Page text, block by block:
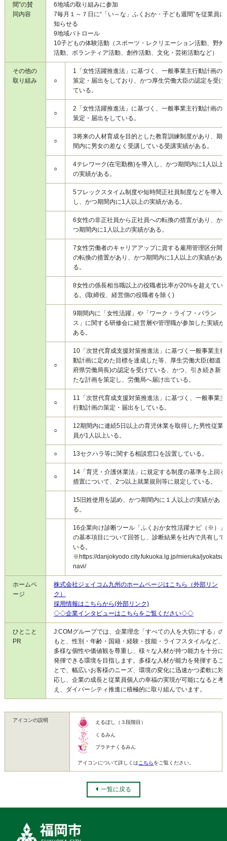
間"の賛
同内容
6地域の取り組みに参加
7毎月１～７日に“「い～な」ふくおか・子ども週間”を従業員に
知らせる
9地域パトロール
10子どもの体験活動（スポーツ・レクリエーション活動、野外
活動、ボランティア活動、創作活動、文化・芸術活動など）
その他の
取り組み
○
1 「女性活躍推進法」に基づく、一般事業主行動計画の
策定・届出をしており、かつ厚生労働大臣の認定を受け
ている。
○
2 「女性活躍推進法」に基づく、一般事業主行動計画の
策定・届出をしている。
○
3将来の人材育成を目的とした教育訓練制度があり、期
間内に男女の差なく受講している受講実績がある。
○
4テレワーク(在宅勤務)を導入し、かつ期間内に1人以上
の実績がある。
5フレックスタイム制度や短時間正社員制度などを導入
し、かつ期間内に1人以上の実績がある。
6女性の非正社員から正社員への転換の措置があり、か
つ期間内に1人以上の実績がある。
7女性労働者のキャリアアップに資する雇用管理区分間
の転換の措置があり、かつ期間内に1人以上の実績があ
る。
8女性の係長相当職以上の役職者比率が20%を超えてい
る。(取締役、経営側の役職者を除く)
9期間内に「女性活躍」や「ワーク・ライフ・バラン
ス」に関する研修会に経営層や管理職が参加した実績が
ある。
○
10「次世代育成支援対策推進法」に基づく一般事業主行
動計画に定めた目標を達成した等、厚生労働大臣(都道
府県労働局長)の認定を受けている、かつ、引き続き新
たな計画を策定し、労働局へ届け出ている。
○
11 「次世代育成支援対策推進法」に基づく、一般事業主
行動計画の策定・届出をしている。
○
12期間内に連続5日以上の育児休業を取得した男性従業
員が1人以上いる。
○ 13セクハラ等に関する相談窓口を設置している。
○
14「育児・介護休業法」に規定する制度の基準を上回る
措置について、2つ以上就業規則等に規定している。
15旧姓使用を認め、かつ期間内に１人以上の実績があ
る。
16企業向け診断ツール「ふくおか女性活躍ナビ（※）」
の基本項目について回答し、診断結果を社内で共有して
いる。
※https://danjokyodo.city.fukuoka.lg.jp/mieruka/jyokatsu-
navi/
ホームペ
ージ
株式会社ジェイコム九州のホームページはこちら（外部リン
ク）
採用情報はこちらから(外部リンク)
◇◇企業インタビューはこちらをご覧ください◇◇
ひとこと
PR
J:COMグループでは、企業理念「すべての人を大切にする」の
もと、性別・年齢・国籍・経験・技能・ライフスタイルなど、
多様な個性や価値観を尊重し、様々な人材が持つ能力を十分に
発揮できる環境を目指します。多様な人材が能力を発揮するこ
とで、幅広いお客様のニーズ、環境の変化に迅速かつ柔軟に対
応し、企業の成長と従業員個人の幸福の実現が可能になると考
え、ダイバーシティ推進に積極的に取り組んでいます。
アイコンの説明 えるぼし（３段階目）
くるみん
プラチナくるみん
アイコンについて詳しくは こちらをご覧ください。
一覧に戻る